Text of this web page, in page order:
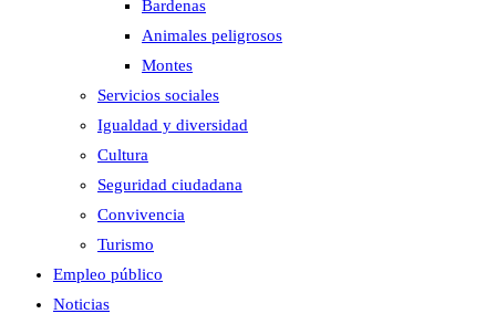
Bardenas
Animales peligrosos
Montes
Servicios sociales
Igualdad y diversidad
Cultura
Seguridad ciudadana
Convivencia
Turismo
Empleo público
Noticias